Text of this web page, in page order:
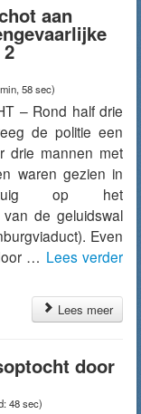
aan
58 sec)
– Rond half drie
de politie een
drie mannen met
waren gezien in
op het
van de geluidswal
Even
… Lees verder
Lees meer
door
48 sec)